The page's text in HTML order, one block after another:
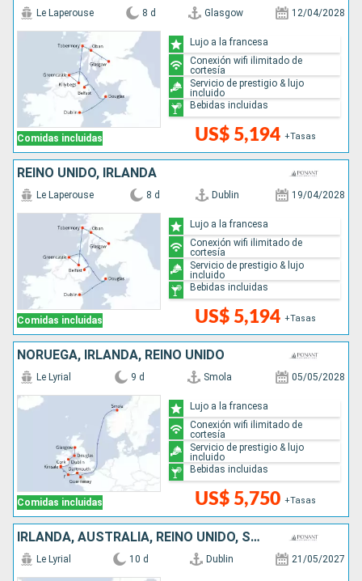
Comidas incluidas
Le Laperouse 8 d Glasgow 12/04/2028
US$ 5,194 +Tasas
Lujo a la francesa
Conexión wifi ilimitado de
cortesía
Servicio de prestigio & lujo
incluido
Bebidas incluidas
REINO UNIDO, IRLANDA
Comidas incluidas
Le Laperouse 8 d Dublin 19/04/2028
US$ 5,194 +Tasas
Lujo a la francesa
Conexión wifi ilimitado de
cortesía
Servicio de prestigio & lujo
incluido
Bebidas incluidas
NORUEGA, IRLANDA, REINO UNIDO
Comidas incluidas
Le Lyrial 9 d Smola 05/05/2028
US$ 5,750 +Tasas
Lujo a la francesa
Conexión wifi ilimitado de
cortesía
Servicio de prestigio & lujo
incluido
Bebidas incluidas
IRLANDA, AUSTRALIA, REINO UNIDO, SUECIA
Le Lyrial 10 d Dublin 21/05/2027